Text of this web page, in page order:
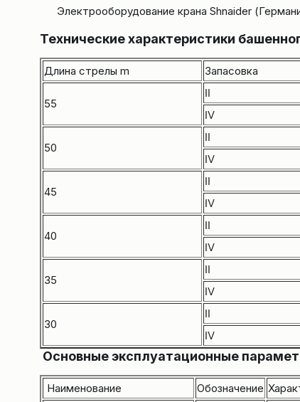
Электрооборудование крана Shnaider
Технические характеристики
Длина стрелы m Запасовка
55
Ⅱ
Ⅳ
50
Ⅱ
Ⅳ
45
Ⅱ
Ⅳ
40
Ⅱ
Ⅳ
35
Ⅱ
Ⅳ
30
Ⅱ
Ⅳ
Основные эксплуатационные
Наименование Обозначение